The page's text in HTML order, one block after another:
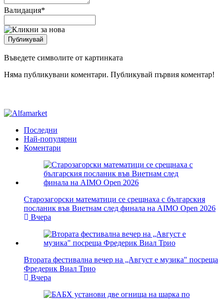
Валидация*
Въведете символите от картинката
Няма публикувани коментари. Публикувай първия коментар!
Последни
Най-популярни
Коментари
Старозагорски математици се срещнаха с българския
посланик във Виетнам след финала на AIMO Open 2026
Вчера
Втората фестивална вечер на „Август е музика" посреща
Фредерик Виал Трио
Вчера